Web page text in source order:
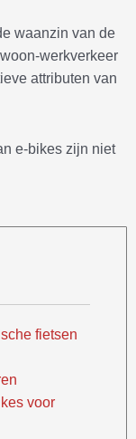
waanzin van de
werkverkeer
attributen van
e-bikes zijn niet
fietsen
voor